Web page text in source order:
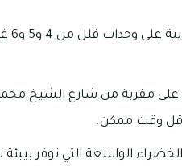
على مقربة من شارع الشيخ
وقت ممكن.
الواسعة التي توفر